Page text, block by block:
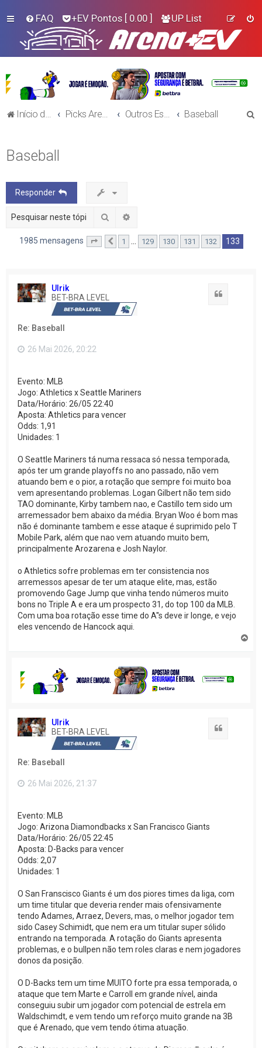
FAQ +EV Pontos [ 0.00 ] UP List
Início do Fórum! Baseball
Baseball
Responder
Pesquisar
1985 mensagens Página133de133
Anterior
1 129 130 131 132 133
Ulrik
BET-BRA LEVEL
Re: Baseball
26 Mai 2026, 20:22
Evento: MLB
Jogo: Athletics x Seattle Mariners
Data/Horário: 26/05 22:40
Aposta: Athletics para vencer
Odds: 1,91
Unidades: 1
O Seattle Mariners tá numa ressaca só nessa temporada,
após ter um grande playoffs no ano passado, não vem
atuando bem e o pior, a rotação que sempre foi muito boa
vem apresentando problemas. Logan Gilbert não tem sido
TAO dominante, Kirby tambem nao, e Castillo tem sido um
arremessador bem abaixo da média. Bryan Woo é bom mas
não é dominante tambem e esse ataque é suprimido pelo T
Mobile Park, além que nao vem atuando muito bem,
principalmente Arozarena e Josh Naylor.
o Athletics sofre problemas em ter consistencia nos
arremessos apesar de ter um ataque elite, mas, estão
promovendo Gage Jump que vinha tendo números muito
bons no Triple A e era um prospecto 31, do top 100 da MLB.
Com uma boa rotação esse time do A''s deve ir longe, e vejo
eles vencendo de Hancock aqui.
Ulrik
BET-BRA LEVEL
Re: Baseball
26 Mai 2026, 21:37
Evento: MLB
Jogo: Arizona Diamondbacks x San Francisco Giants
Data/Horário: 26/05 22:45
Aposta: D-Backs para vencer
Odds: 2,07
Unidades: 1
O San Franscisco Giants é um dos piores times da liga, com
um time titular que deveria render mais ofensivamente
tendo Adames, Arraez, Devers, mas, o melhor jogador tem
sido Casey Schimidt, que nem era um titular super sólido
entrando na temporada. A rotação do Giants apresenta
problemas, e o bullpen não tem roles claras e nem jogadores
donos da posição.
O D-Backs tem um time MUITO forte pra essa temporada, o
ataque que tem Marte e Carroll em grande nível, ainda
conseguiu subir um jogador com potencial de estrela em
Waldschimdt, e vem tendo um reforço muito grande na 3B
que é Arenado, que vem tendo ótima atuação.